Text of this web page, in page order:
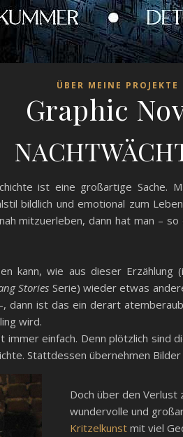
ÜBER MEINE PROJEKTE
Graphic
ist eine großartige Sache.
bildlich und emotional zum
mitzuerleben, dann hat man –
kann, wie aus dieser Erzählung
Stories Serie) wieder etwas
dann ist das ein derart
wird.
immer einfach. Denn plötzlich sind
Stattdessen übernehmen Bilder
Doch über den
wundervolle und
Kritzelkunst mit viel